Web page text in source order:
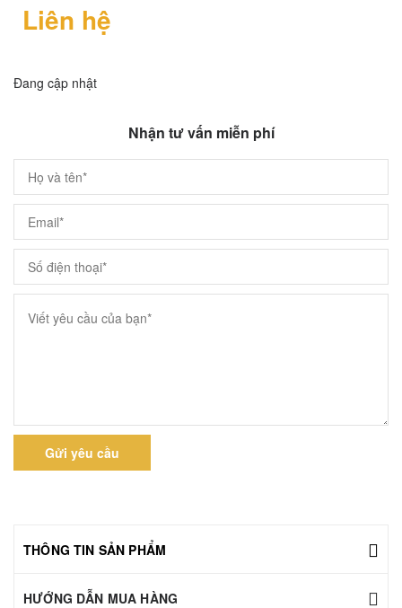
Liên hệ
Đang cập nhật
Nhận tư vấn miễn phí
Gửi yêu cầu
THÔNG TIN SẢN PHẨM
HƯỚNG DẪN MUA HÀNG